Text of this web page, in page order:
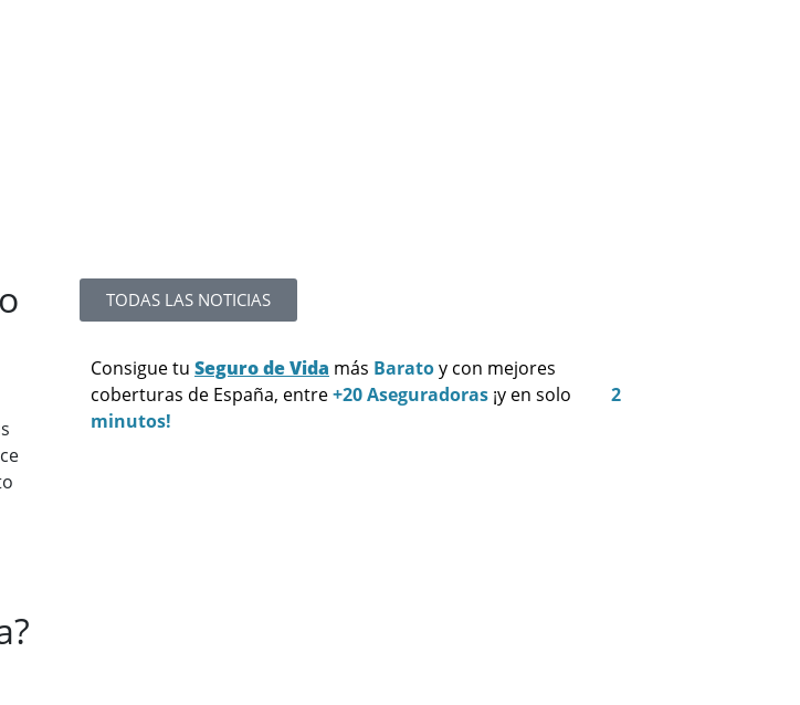
TODAS LAS NOTICIAS
Consigue tu Seguro de Vida más Baratoy con mejores
coberturas de España, entre+20 Aseguradoras ¡y en solo 2
minutos!